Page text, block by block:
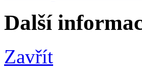
Další
Zavřít